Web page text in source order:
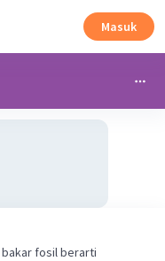
Masuk
bakar fosil berarti